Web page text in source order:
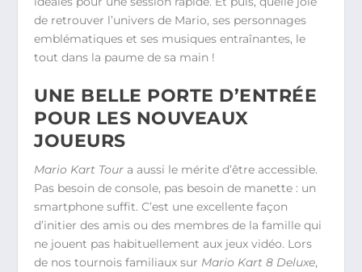
de retrouver l’univers de Mario, ses personnages
emblématiques et ses musiques entraînantes, le
tout dans la paume de sa main !
UNE BELLE PORTE D’ENTRÉE
POUR LES NOUVEAUX
JOUEURS
Mario Kart Tour a aussi le mérite d’être accessible.
Pas besoin de console, pas besoin de manette : un
smartphone suffit. C’est une excellente façon
d’initier des amis ou des membres de la famille qui
ne jouent pas habituellement aux jeux vidéo. Lors
de nos tournois familiaux sur Mario Kart 8 Deluxe,